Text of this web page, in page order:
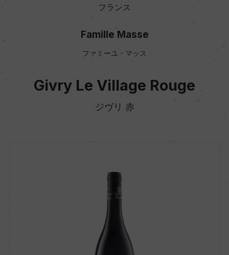
フランス
Famille Masse
ファミーユ・マッス
Givry Le Village Rouge
ジヴリ 赤